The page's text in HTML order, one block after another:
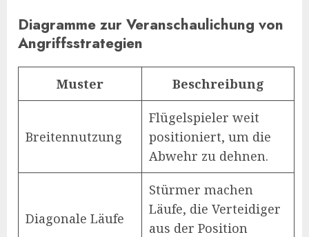
Diagramme zur Veranschaulichung von
Angriffsstrategien
Muster Beschreibung
Breitennutzung
Flügelspieler weit
positioniert, um die
Abwehr zu dehnen.
Diagonale Läufe
Stürmer machen
Läufe, die Verteidiger
aus der Position